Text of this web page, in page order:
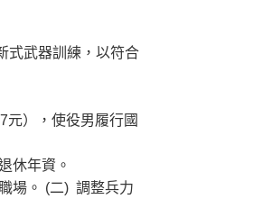
式武器訓練，以符合
元），使役男履行國
休年資。
場。 (二) 調整兵力